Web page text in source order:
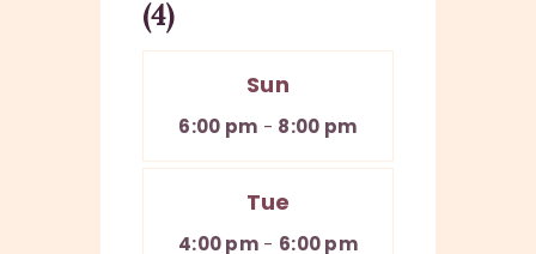
(4)
Sun
6:00 pm - 8:00 pm
Tue
4:00 pm - 6:00 pm